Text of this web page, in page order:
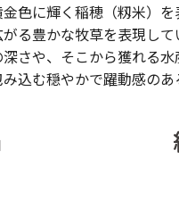
金色に輝く稲穂（籾米）を
がる豊かな牧草を表現して
深さや、そこから獲れる水
み込む穏やかで躍動感のあ